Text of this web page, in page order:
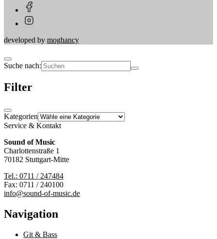
developed by moghancy
Suche nach:
Filter
Kategorien
Service & Kontakt
Sound of Music
Charlottenstraße 1
70182 Stuttgart-Mitte
Tel.: 0711 / 247484
Fax: 0711 / 240100
info@sound-of-music.de
Navigation
Git & Bass